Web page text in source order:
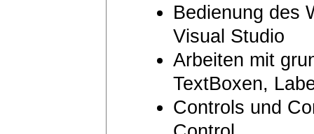
Bedienung des
Visual Studio
Arbeiten mit
TextBoxen,
Controls und